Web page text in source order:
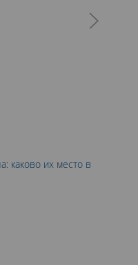
каково их место в